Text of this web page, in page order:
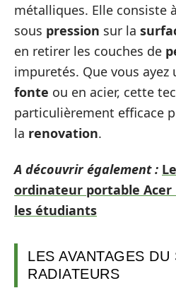
métalliques. Elle consiste
sous pression sur la
en retirer les couches de
impuretés. Que vous ayez
fonte ou en acier, cette
particulièrement efficace
la renovation.
A découvrir également :
ordinateur portable Acer
les étudiants
LES AVANTAGES
RADIATEURS